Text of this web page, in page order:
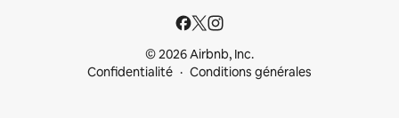
© 2026 Airbnb, Inc.
Confidentialité
Conditions générales